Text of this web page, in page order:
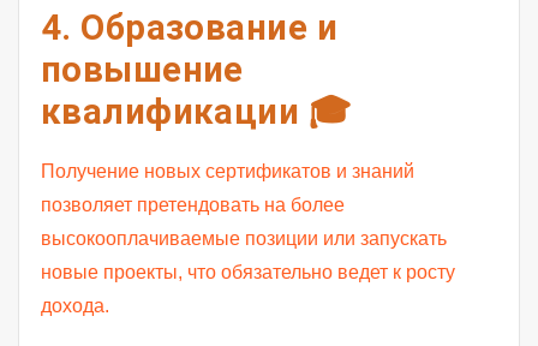
4. Образование и
повышение
квалификации 🎓
Получение новых сертификатов и знаний
позволяет претендовать на более
высокооплачиваемые позиции или запускать
новые проекты, что обязательно ведет к росту
дохода.